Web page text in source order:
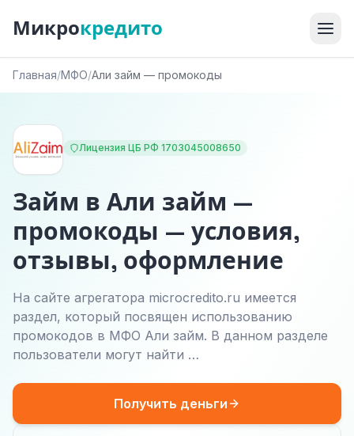
Микрокредито
Главная/МФО/Али займ — промокоды
Лицензия ЦБ РФ 1703045008650
Займ в Али займ —
промокоды — условия,
отзывы, оформление
На сайте агрегатора microcredito.ru имеется
раздел, который посвящен использованию
промокодов в МФО Али займ. В данном разделе
пользователи могут найти …
Получить деньги